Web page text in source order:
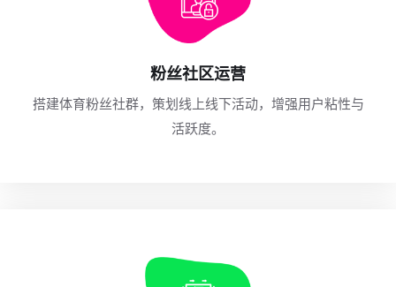
粉丝社区运营
搭建体育粉丝社群，策划线上线下活动，增强用户粘性与
活跃度。